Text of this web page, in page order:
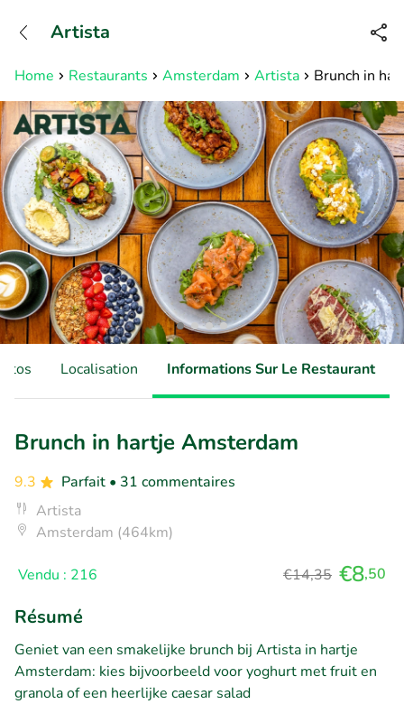
Disponible jusqu'à 23:00 heures
Home Restaurants Amsterdam Artista Brunch in
Artista
Localisation Informations Sur Le Restaurant
Brunch in hartje Amsterdam
9.3 Parfait • 31 commentaires
Artista
Amsterdam (464km)
Vendu : 216 €14,35 €8,50
Résumé
Geniet van een smakelijke brunch bij Artista in hartje
Amsterdam: kies bijvoorbeeld voor yoghurt met fruit en
granola of een heerlijke caesar salad